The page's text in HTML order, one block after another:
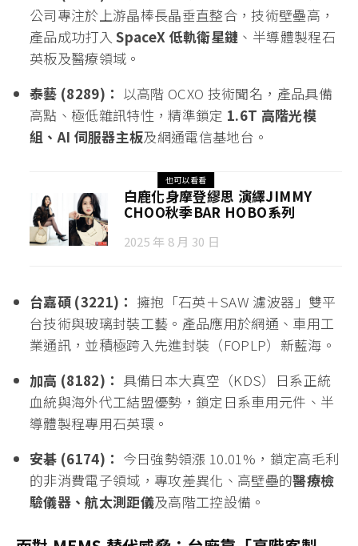
公司專注於上游晶棒長晶垂直整合，技術壁壘高，
產品成功打入SpaceX 低軌衛星鏈 、半導體製程石
英板及醫療領域。
泰藝 (8289)： 以高階 OCXO 技術聞名，產品具備
高點、極低雜訊特性，精準鎖定 1.6T 高階光模
組、AI 伺服器主板及網通電信基地台。
也可以看看
白鹿化身摩登繆思 演繹JIMMY
CHOO秋季BAR HOBO系列
2025 年 8 月 30 日
台嘉碩 (3221)： 擁抱「石英＋SAW 濾波器」雙平
台技術與玻璃封裝工藝。產品應用於網通、車用工
業通訊，並積極跨入先進封裝（FOPLP）新藍海。
加高 (8182)： 具備日本大真空（KDS）日系正統
血統與海外代工結盟優勢，鎖定日系車用元件、半
導體製程專用石英環。
安碁 (6174)： 今日強勢領漲 10.01%，鎖定高毛利
的非消費電子領域，專攻差異化、高壁壘的醫療檢
驗儀器、航太測距儀及高階工控設備。